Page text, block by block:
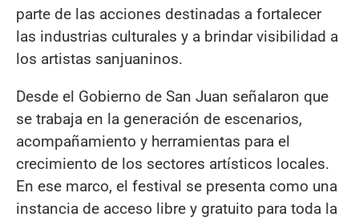
parte de las acciones destinadas a fortalecer
las industrias culturales y a brindar visibilidad a
los artistas sanjuaninos.
Desde el Gobierno de San Juan señalaron que
se trabaja en la generación de escenarios,
acompañamiento y herramientas para el
crecimiento de los sectores artísticos locales.
En ese marco, el festival se presenta como una
instancia de acceso libre y gratuito para toda la